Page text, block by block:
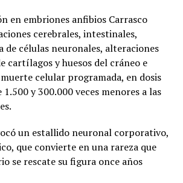
en embriones anfibios Carrasco
cerebrales, intestinales,
de células neuronales, alteraciones
cartílagos y huesos del cráneo e
celular programada, en dosis
y 300.000 veces menores a las
un estallido neuronal corporativo,
que convierte en una rareza que
se rescate su figura once años